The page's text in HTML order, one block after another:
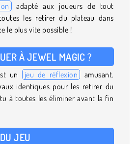
adapté aux joueurs de tout
les retirer du plateau dans
le plus vite possible !
À JEWEL MAGIC ?
un jeu de réflexion
amusant.
identiques pour les retirer du
à toutes les éliminer avant la fin
JEU